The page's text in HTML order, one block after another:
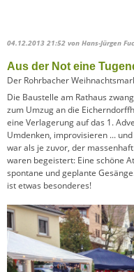
04.12.2013 21:52 von Hans-Jürgen
Aus der Not eine
Der Rohrbacher
Die Baustelle am Rathaus
zum Umzug an die
eine Verlagerung auf das 1.
Umdenken, improvisieren ...
war als je zuvor, der
waren begeistert: Eine schöne
spontane und geplante
ist etwas besonderes!